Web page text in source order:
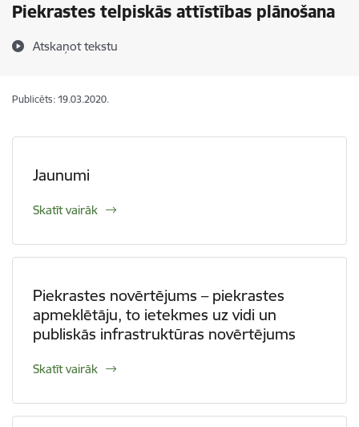
Piekrastes telpiskās attīstības plānošana
Atskaņot tekstu
Publicēts: 19.03.2020.
Jaunumi
Skatīt vairāk
Piekrastes novērtējums – piekrastes
apmeklētāju, to ietekmes uz vidi un
publiskās infrastruktūras novērtējums
Skatīt vairāk